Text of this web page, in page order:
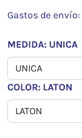
Gastos de envío:
MEDIDA: UNICA
COLOR: LATON